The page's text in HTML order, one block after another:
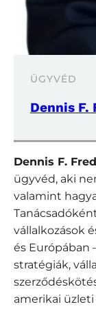
ÜGYVÉD
Dennis F.
Dennis F.
ügyvéd, aki
valamint
vállalkozások
és Európában
stratégiák,
amerikai